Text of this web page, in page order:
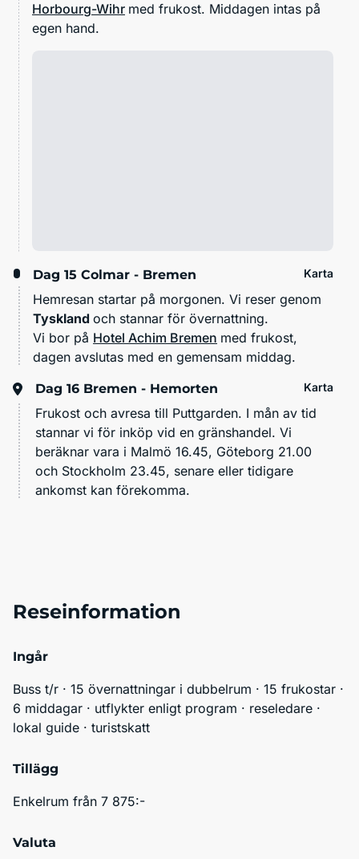
Horbourg-Wihr med frukost. Middagen intas på
egen hand.
Dag 15Colmar - Bremen Karta
Hemresan startar på morgonen. Vi reser genom
Tysklandoch stannar för övernattning.
Vi bor på Hotel Achim Bremen med frukost,
dagen avslutas med en gemensam middag.
Dag 16 Bremen - Hemorten Karta
Frukost och avresa till Puttgarden. I mån av tid
stannar vi för inköp vid en gränshandel. Vi
beräknar vara i Malmö 16.45, Göteborg 21.00
och Stockholm 23.45, senare eller tidigare
ankomst kan förekomma.
Reseinformation
Ingår
Buss t/r · 15 övernattningar i dubbelrum · 15 frukostar ·
6 middagar · utflykter enligt program · reseledare ·
lokal guide · turistskatt
Tillägg
Enkelrum från 7 875:-
Valuta